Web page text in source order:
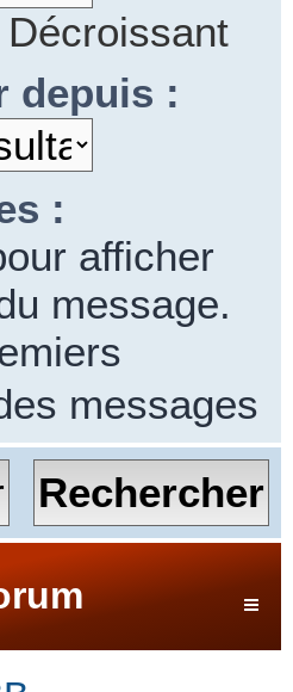
Décroissant
depuis :
:
afficher
message.
messages